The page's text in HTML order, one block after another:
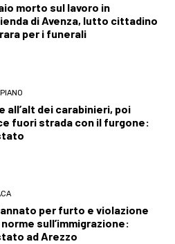
morto sul lavoro in
di Avenza, lutto cittadino
per i funerali
all’alt dei carabinieri, poi
fuori strada con il furgone:
per furto e violazione
sull’immigrazione:
ad Arezzo